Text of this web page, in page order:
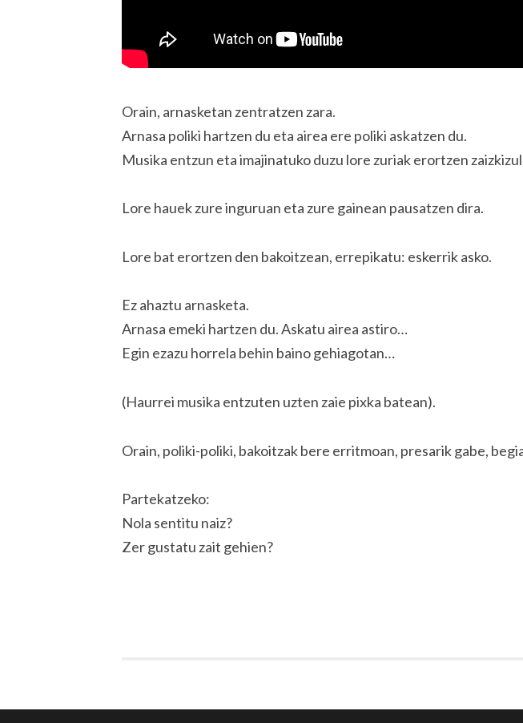
Orain, arnasketan zentratzen zara.
Arnasa poliki hartzen du eta airea ere poliki askatzen du.
Musika entzun eta imajinatuko duzu lore zuriak erortzen
Lore hauek zure inguruan eta zure gainean pausatzen dira.
Lore bat erortzen den bakoitzean, errepikatu: eskerrik asko.
Ez ahaztu arnasketa.
Arnasa emeki hartzen du. Askatu airea astiro…
Egin ezazu horrela behin baino gehiagotan…
(Haurrei musika entzuten uzten zaie pixka batean).
Orain, poliki-poliki, bakoitzak bere erritmoan, presarik gabe,
Partekatzeko:
Nola sentitu naiz?
Zer gustatu zait gehien?